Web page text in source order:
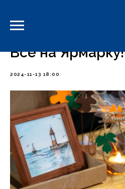
Все на Ярмарку!
2024-11-13 18:00